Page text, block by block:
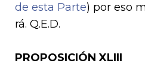
de esta Parte) por eso
rá. Q.E.D.
PROPOSICIÓN XLIII